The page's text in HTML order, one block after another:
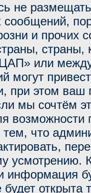
не
сообщений,
и прочих
страны,
или
могут
при этом ваш
мы сочтём
возможности
тем, что
усмотрению.
информация
открыта